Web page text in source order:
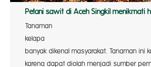
Petani sawit di Aceh Singkil menikmati
Tanaman
banyak dikenal masyarakat. Tanaman ini
karena dapat diolah menjadi sumber